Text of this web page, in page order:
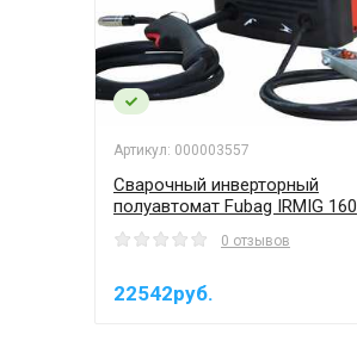
Артикул: 000003557
Сварочный инверторный
полуавтомат Fubag IRMIG 160
0 отзывов
22542руб.